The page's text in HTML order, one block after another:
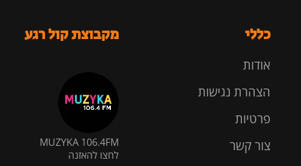
כללי
אודות
הצהרת נגישות
פרטיות
צור קשר
מקבוצת קול רגע
MUZYKA 106.4FM
לחצו להאזנה